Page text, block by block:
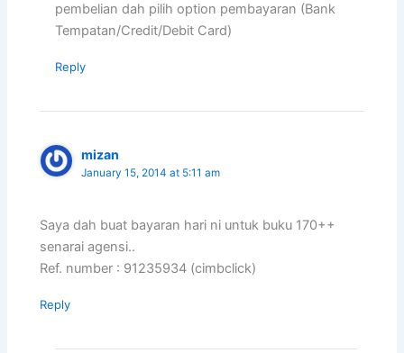
pembelian dah pilih option pembayaran (Bank
Tempatan/Credit/Debit Card)
Reply
mizan
January 15, 2014 at 5:11 am
Saya dah buat bayaran hari ni untuk buku 170++
senarai agensi..
Ref. number : 91235934 (cimbclick)
Reply